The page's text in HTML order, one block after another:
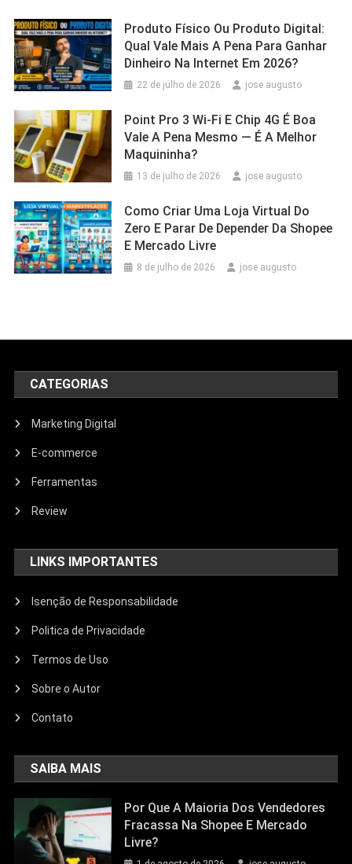
Produto Físico Ou Produto Digital:
Qual Vale Mais A Pena Para Ganhar
Dinheiro Na Internet Em 2026?
22 de julho de 2026 jose augusto
Point Pro 3 Wi‑Fi E Chip 4G É Boa
Vale A Pena Mesmo — É A Melhor
Maquininha?
13 de julho de 2026 jose augusto
Como Criar Uma Loja Virtual Do
Zero E Parar De Depender Da Shopee
E Mercado Livre
8 de julho de 2026 jose augusto
CATEGORIAS
Marketing Digital
E-commerce
Ferramentas
Review
LINKS IMPORTANTES
Isenção de Responsabilidade
Politica de Privacidade
Termos de Uso
Sobre o Autor
Contato
SAIBA MAIS
Por Que A Maioria Dos Vendedores
Fracassa Na Shopee E Mercado
Livre?